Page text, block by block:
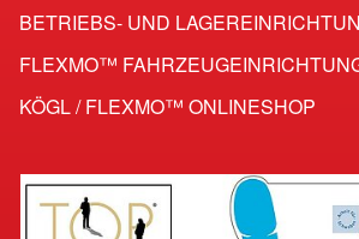
BETRIEBS- UND
FLEXMO™
KÖGL / FLEXMO™ ONLINESHOP